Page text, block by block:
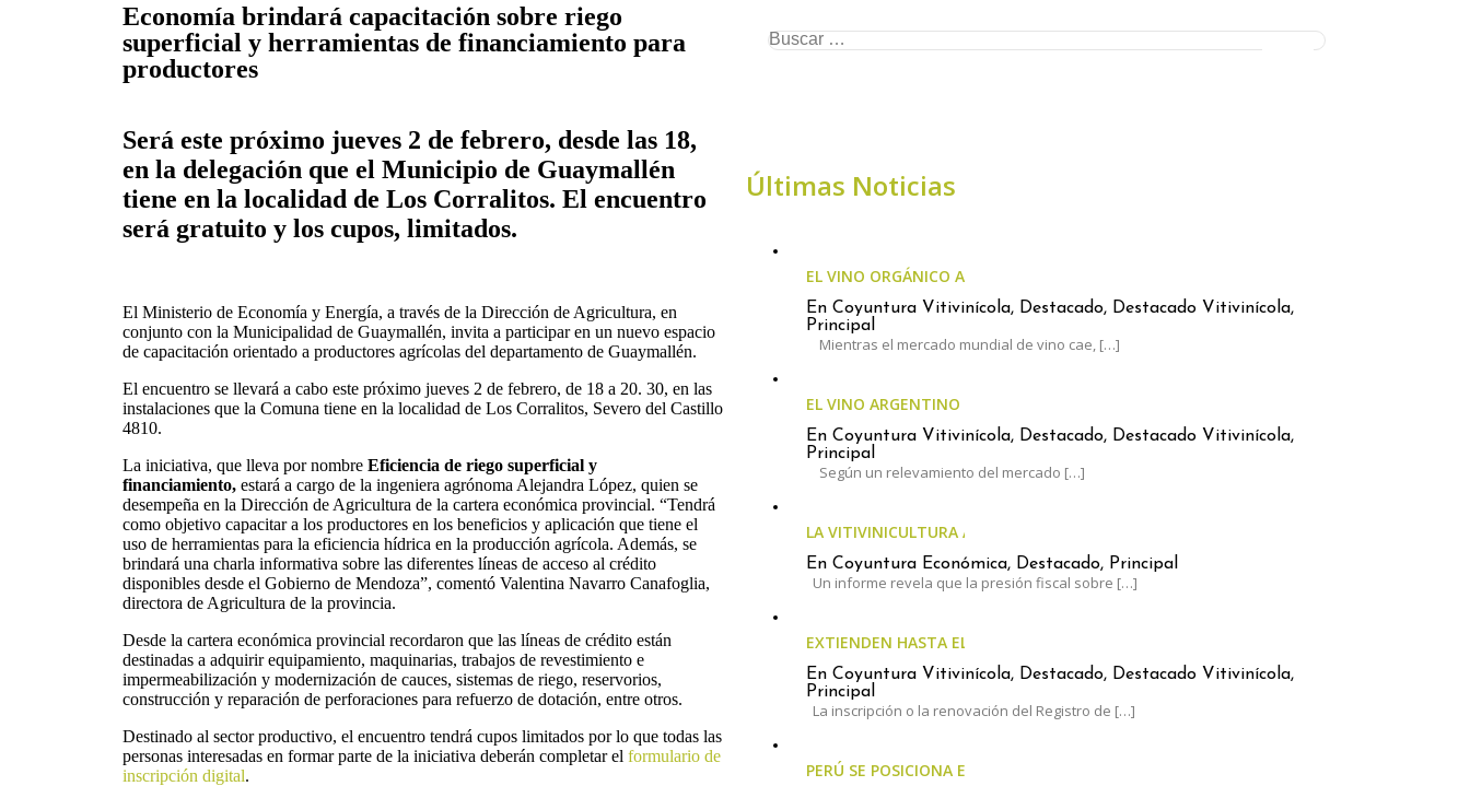
Economía brindará capacitación sobre riego
superficial y herramientas de financiamiento para
productores
Será este próximo jueves 2 de febrero, desde las 18,
en la delegación que el Municipio de Guaymallén
tiene en la localidad de Los Corralitos. El encuentro
será gratuito y los cupos, limitados.
El Ministerio de Economía y Energía, a través de la Dirección de Agricultura, en
conjunto con la Municipalidad de Guaymallén, invita a participar en un nuevo espacio
de capacitación orientado a productores agrícolas del departamento de Guaymallén.
El encuentro se llevará a cabo este próximo jueves 2 de febrero, de 18 a 20. 30, en las
instalaciones que la Comuna tiene en la localidad de Los Corralitos, Severo del Castillo
4810.
La iniciativa, que lleva por nombre Eficiencia de riego superficial y
financiamiento, estará a cargo de la ingeniera agrónoma Alejandra López, quien se
desempeña en la Dirección de Agricultura de la cartera económica provincial. “Tendrá
como objetivo capacitar a los productores en los beneficios y aplicación que tiene el
uso de herramientas para la eficiencia hídrica en la producción agrícola. Además, se
brindará una charla informativa sobre las diferentes líneas de acceso al crédito
disponibles desde el Gobierno de Mendoza”, comentó Valentina Navarro Canafoglia,
directora de Agricultura de la provincia.
Desde la cartera económica provincial recordaron que las líneas de crédito están
destinadas a adquirir equipamiento, maquinarias, trabajos de revestimiento e
impermeabilización y modernización de cauces, sistemas de riego, reservorios,
construcción y reparación de perforaciones para refuerzo de dotación, entre otros.
Destinado al sector productivo, el encuentro tendrá cupos limitados por lo que todas las
personas interesadas en formar parte de la iniciativa deberán completar el formulario de
inscripción digital.
Últimas Noticias
EL VINO ORGÁNICO ARGENTINO CRECE A CONTRAMANO DEL CONSUMO GLOBAL
En Coyuntura Vitivinícola, Destacado, Destacado Vitivinícola,
Principal
Mientras el mercado mundial de vino cae, […]
EL VINO ARGENTINO AUMENTÓ MENOS QUE LA INFLACIÓN
En Coyuntura Vitivinícola, Destacado, Destacado Vitivinícola,
Principal
Según un relevamiento del mercado […]
LA VITIVINICULTURA ARGENTINA, AL LÍMITE: EL ESTADO SE LLEVA EL 62% DE SUS
En Coyuntura Económica, Destacado, Principal
Un informe revela que la presión fiscal sobre […]
EXTIENDEN HASTA EL 30 DE JUNIO EL PLAZO PARA ACTUALIZAR EL RUT-SIA
En Coyuntura Vitivinícola, Destacado, Destacado Vitivinícola,
Principal
La inscripción o la renovación del Registro de […]
PERÚ SE POSICIONA ENTRE LOS LÍDERES MUNDIALES EN UVA DE MESA CON UN